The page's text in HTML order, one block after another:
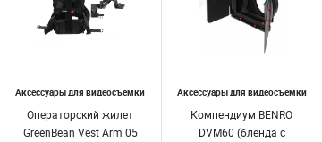
Аксессуары для видеосъемки
Операторский жилет
GreenBean Vest Arm 05
Аксессуары для видеосъемки
Компендиум BENRO
DVM60 (бленда с